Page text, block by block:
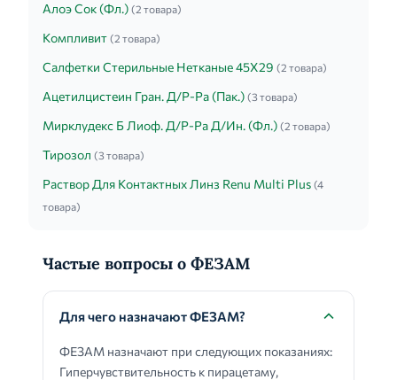
Алоэ Сок (Фл.) (2 товара)
Компливит (2 товара)
Салфетки Стерильные Нетканые 45Х29 (2 товара)
Ацетилцистеин Гран. Д/Р-Ра (Пак.) (3 товара)
Мирклудекс Б Лиоф. Д/Р-Ра Д/Ин. (Фл.) (2 товара)
Тирозол (3 товара)
Раствор Для Контактных Линз Renu Multi Plus (4
товара)
Частые вопросы о ФЕЗАМ
Для чего назначают ФЕЗАМ?
ФЕЗАМ назначают при следующих показаниях:
Гиперчувствительность к пирацетаму,